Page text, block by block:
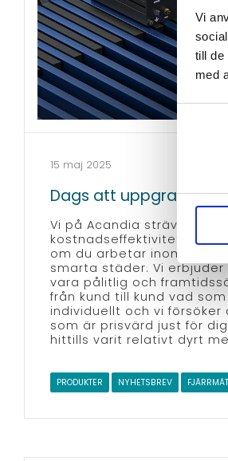
Vi
till de
med
15 maj 2025
Dags att uppgradera
Vi på Acandia strävar
kostnadseffektivitet och
om du arbetar inom
smarta städer. Vi
vara pålitlig och
från kund till kund vad
individuellt och vi
som är prisvärd just för
hittills varit relativt dyrt
PRODUKTER NYHETSBREV